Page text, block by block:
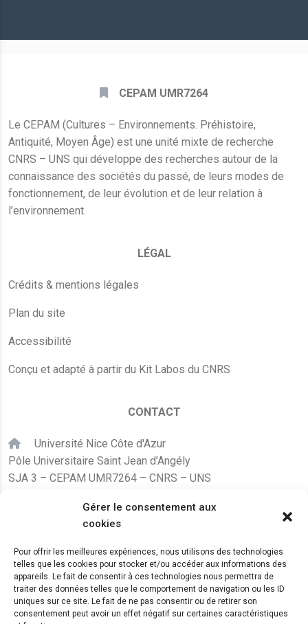
Gérer le consentement aux
cookies
Pour offrir les meilleures expériences, nous utilisons des technologies
telles que les cookies pour stocker et/ou accéder aux informations des
appareils. Le fait de consentir à ces technologies nous permettra de
traiter des données telles que le comportement de navigation ou les ID
uniques sur ce site. Le fait de ne pas consentir ou de retirer son
consentement peut avoir un effet négatif sur certaines caractéristiques
CEPAM UMR7264
Le CEPAM (Cultures – Environnements. Préhistoire,
Antiquité, Moyen Âge) est une unité mixte de recherche
CNRS – UNS qui développe des recherches autour de la
connaissance des sociétés du passé, de leurs modes de
fonctionnement, de leur évolution et de leur relation à
l’environnement.
LÉGAL
Crédits & mentions légales
Plan du site
Accessibilité
Conçu et adapté à partir du Kit Labos du CNRS
CONTACT
Université Nice Côte d'Azur
Pôle Universitaire Saint Jean d’Angély
SJA 3 – CEPAM UMR7264 – CNRS – UNS
+33 (0)4 89 15 24 08
LE CEPAM EST HÉBERGÉ PAR